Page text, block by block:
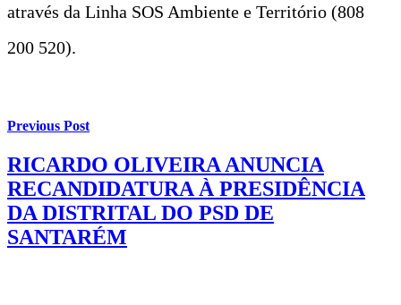
através da Linha SOS Ambiente e Território (808
200 520).
Previous Post
RICARDO OLIVEIRA ANUNCIA
RECANDIDATURA À PRESIDÊNCIA
DA DISTRITAL DO PSD DE
SANTARÉM